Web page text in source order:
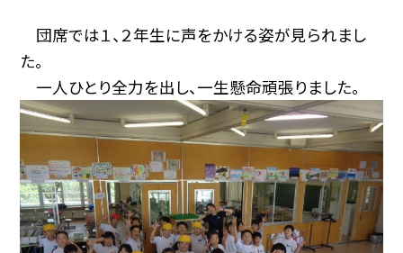
団席では１、２年生に声をかける姿が見られまし
た。
一人ひとり全力を出し、一生懸命頑張りました。